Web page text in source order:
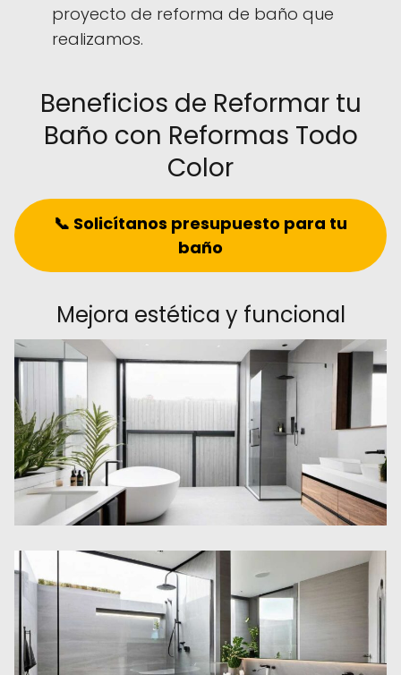
proyecto de reforma de baño que
realizamos.
Beneficios de Reformar tu
Baño con Reformas Todo
Color
📞 Solicítanos presupuesto para tu
baño
Mejora estética y funcional